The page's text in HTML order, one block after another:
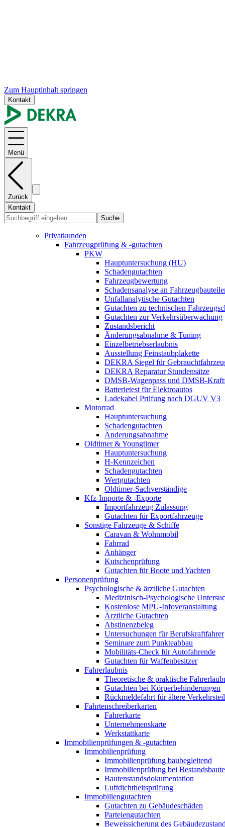
Zum Hauptinhalt springen
Kontakt
Menü
Zurück
Kontakt
Suche
Privatkunden
Fahrzeugprüfung & -gutachten
PKW
Hauptuntersuchung (HU)
Schadengutachten
Fahrzeugbewertung
Schadensanalyse an
Unfallanalytische Gutachten
Gutachten zu technischen
Gutachten zur Verkehrsüberwachung
Zustandsbericht
Änderungsabnahme & Tuning
Einzelbetriebserlaubnis
Ausstellung Feinstaubplakette
DEKRA Siegel für
DEKRA Reparatur Stundensätze
DMSB-Wagenpass und DMSB-
Batterietest für Elektroautos
Ladekabel Prüfung nach DGUV V3
Motorrad
Hauptuntersuchung
Schadengutachten
Änderungsabnahme
Oldtimer & Youngtimer
Hauptuntersuchung
H-Kennzeichen
Schadengutachten
Wertgutachten
Oldtimer-Sachverständige
Kfz-Importe & -Exporte
Importfahrzeug Zulassung
Gutachten für Exportfahrzeuge
Sonstige Fahrzeuge & Schiffe
Caravan & Wohnmobil
Fahrrad
Anhänger
Kutschenprüfung
Gutachten für Boote und Yachten
Personenprüfung
Psychologische & ärztliche Gutachten
Medizinisch-Psychologische
Kostenlose MPU-Infoveranstaltung
Ärztliche Gutachten
Abstinenzbeleg
Untersuchungen für Berufskraftfahrer
Seminare zum Punkteabbau
Mobilitäts-Check für Autofahrende
Gutachten für Waffenbesitzer
Fahrerlaubnis
Theoretische & praktische
Gutachten bei Körperbehinderungen
Rückmeldefahrt für ältere
Fahrtenschreiberkarten
Fahrerkarte
Unternehmenskarte
Werkstattkarte
Immobilienprüfungen & -gutachten
Immobilienprüfung
Immobilienprüfung baubegleitend
Immobilienprüfung bei
Bautenstandsdokumentation
Luftdichtheitsprüfung
Immobiliengutachten
Gutachten zu Gebäudeschäden
Parteiengutachten
Beweissicherung des